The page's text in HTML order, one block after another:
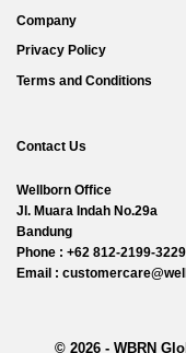
Company
Privacy Policy
Terms and Conditions
Contact Us
Wellborn Office
Jl. Muara Indah No.29a
Bandung
Phone : +62 812-2199-3229
Email :
© 2026 - WBRN